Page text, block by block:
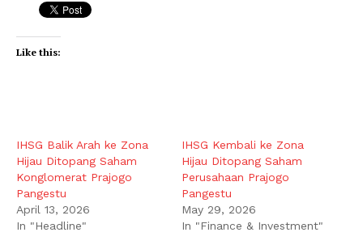
Like this:
IHSG Balik Arah ke Zona
Hijau Ditopang Saham
Konglomerat Prajogo
Pangestu
April 13, 2026
In "Headline"
IHSG Kembali ke Zona
Hijau Ditopang Saham
Perusahaan Prajogo
Pangestu
May 29, 2026
In "Finance & Investment"